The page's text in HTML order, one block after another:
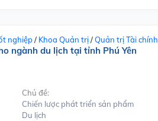
nghiệp/ Khoa Quản trị/Quản trị Tài chính
ngành du lịch tại tỉnh Phú Yên
Chủ đề:
Chiến lược phát triển sản phẩm
Du lịch